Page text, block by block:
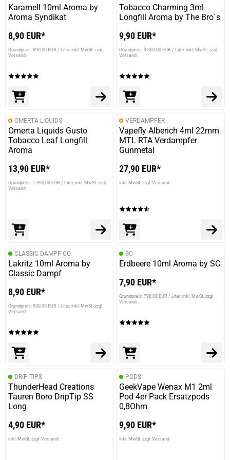
prev
Karamell 10ml Aroma by
Aroma Syndikat
8,90 EUR*
Grundpreis: 890,00 EUR / Liter inkl. MwSt. zzgl.
Versand
Tobacco Charming 3ml
Longfill Aroma by The Bro´s
9,90 EUR*
Grundpreis: 3.300,00 EUR / Liter inkl. MwSt. zzgl.
Versand
OMERTA LIQUIDS
Omerta Liquids Gusto
Tobacco Leaf Longfill
Aroma
13,90 EUR*
Grundpreis: 1.390,00 EUR / Liter inkl. MwSt. zzgl.
Versand
VERDAMPFER
Vapefly Alberich 4ml 22mm
MTL RTA Verdampfer
Gunmetal
27,90 EUR*
inkl. MwSt. zzgl. Versand
CLASSIC DAMPF CO.
Lakritz 10ml Aroma by
Classic Dampf
8,90 EUR*
Grundpreis: 890,00 EUR / Liter inkl. MwSt. zzgl.
Versand
SC
Erdbeere 10ml Aroma by SC
7,90 EUR*
Grundpreis: 790,00 EUR / Liter inkl. MwSt. zzgl.
Versand
DRIP TIPS
ThunderHead Creations
Tauren Boro DripTip SS
Long
4,90 EUR*
inkl. MwSt. zzgl. Versand
PODS
GeekVape Wenax M1 2ml
Pod 4er Pack Ersatzpods
0,8Ohm
9,90 EUR*
inkl. MwSt. zzgl. Versand